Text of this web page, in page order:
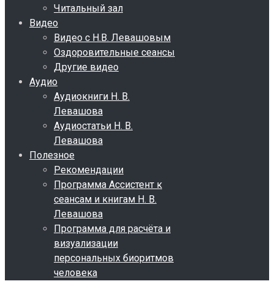
Читальный зал
Видео
Видео с Н.В. Левашовым
Оздоровительные сеансы
Другие видео
Аудио
Аудиокниги Н. В.
Левашова
Аудиостатьи Н. В.
Левашова
Полезное
Рекомендации
Программа Ассистент к
сеансам и книгам Н. В.
Левашова
Программа для расчёта и
визуализации
персональных биоритмов
человека